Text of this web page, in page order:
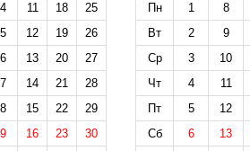
4 11 18
25
5 12 19
26
6 13 20
27
7 14 21
28
8 15 22
29
9 16 23
30
Пн
1 8
Вт
2 9
Ср
3 10
Чт
4 11
Пт
5 12
Сб
6 13